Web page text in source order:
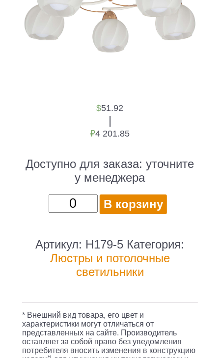
$51.92
|
₽4 201.85
Доступно для заказа:уточните
у менеджера
Количество
товара
Hiper
Elba
H179-
белый
В корзину
Артикул: H179-5 Категория:
Люстры и потолочные
светильники
* Внешний вид товара, его цвет и
характеристики могут отличаться от
представленных на сайте. Производитель
оставляет за собой право без уведомления
потребителя вносить изменения в конструкцию